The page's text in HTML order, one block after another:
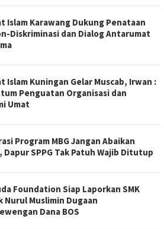
Islam Karawang Dukung Penataan
Diskriminasi dan Dialog Antarumat
Islam Kuningan Gelar Muscab, Irwan :
Penguatan Organisasi dan
Umat
Program MBG Jangan Abaikan
SPPG Tak Patuh Wajib Ditutup
Foundation Siap Laporkan SMK
Nurul Muslimin Dugaan
Dana BOS